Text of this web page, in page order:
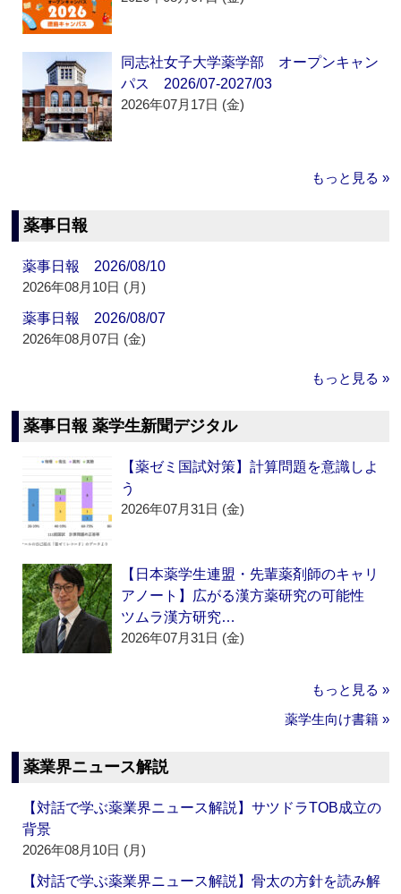
同志社女子大学薬学部 オープンキャン
パス 2026/07-2027/03
2026年07月17日 (金)
もっと見る »
薬事日報
薬事日報 2026/08/10
2026年08月10日 (月)
薬事日報 2026/08/07
2026年08月07日 (金)
もっと見る »
薬事日報 薬学生新聞デジタル
【薬ゼミ国試対策】計算問題を意識しよ
う
2026年07月31日 (金)
【日本薬学生連盟・先輩薬剤師のキャリ
アノート】広がる漢方薬研究の可能性
ツムラ漢方研究…
2026年07月31日 (金)
もっと見る »
薬学生向け書籍 »
薬業界ニュース解説
【対話で学ぶ薬業界ニュース解説】サツドラTOB成立の
背景
2026年08月10日 (月)
【対話で学ぶ薬業界ニュース解説】骨太の方針を読み解